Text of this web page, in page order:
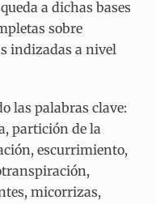
a dichas bases
sobre
indizadas a nivel
las palabras clave:
partición de la
escurrimiento,
micorrizas,